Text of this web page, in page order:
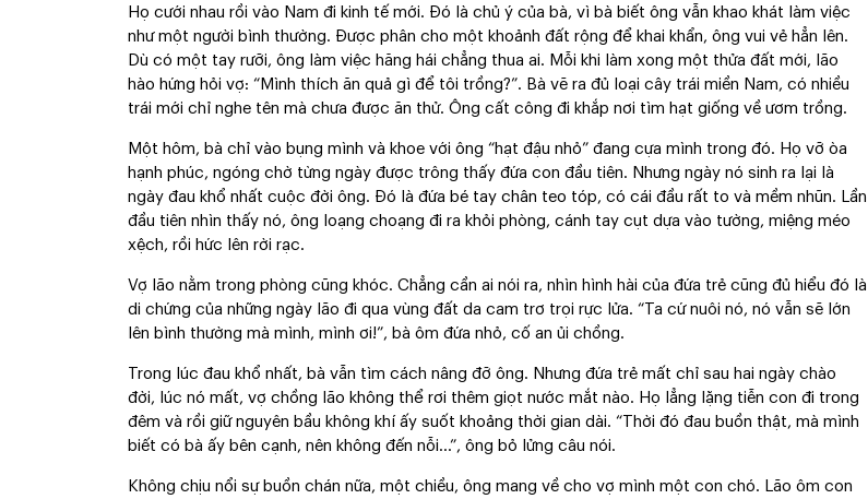
Họ cưới nhau rồi vào Nam đi kinh tế mới. Đó là chủ ý của bà, vì bà biết ông vẫn khao khát làm việc
như một người bình thường. Được phân cho một khoảnh đất rộng để khai khẩn, ông vui vẻ hẳn lên.
Dù có một tay rưỡi, ông làm việc hăng hái chẳng thua ai. Mỗi khi làm xong một thửa đất mới, lão
hào hứng hỏi vợ: “Mình thích ăn quả gì để tôi trồng?”. Bà vẽ ra đủ loại cây trái miền Nam, có nhiều
trái mới chỉ nghe tên mà chưa được ăn thử. Ông cất công đi khắp nơi tìm hạt giống về ươm trồng.
Một hôm, bà chỉ vào bụng mình và khoe với ông “hạt đậu nhỏ” đang cựa mình trong đó. Họ vỡ òa
hạnh phúc, ngóng chờ từng ngày được trông thấy đứa con đầu tiên. Nhưng ngày nó sinh ra lại là
ngày đau khổ nhất cuộc đời ông. Đó là đứa bé tay chân teo tóp, có cái đầu rất to và mềm nhũn. Lần
đầu tiên nhìn thấy nó, ông loạng choạng đi ra khỏi phòng, cánh tay cụt dựa vào tường, miệng méo
xệch, rồi hức lên rời rạc.
Vợ lão nằm trong phòng cũng khóc. Chẳng cần ai nói ra, nhìn hình hài của đứa trẻ cũng đủ hiểu đó là
di chứng của những ngày lão đi qua vùng đất da cam trơ trọi rực lửa. “Ta cứ nuôi nó, nó vẫn sẽ lớn
lên bình thường mà mình, mình ơi!”, bà ôm đứa nhỏ, cố an ủi chồng.
Trong lúc đau khổ nhất, bà vẫn tìm cách nâng đỡ ông. Nhưng đứa trẻ mất chỉ sau hai ngày chào
đời, lúc nó mất, vợ chồng lão không thể rơi thêm giọt nước mắt nào. Họ lẳng lặng tiễn con đi trong
đêm và rồi giữ nguyên bầu không khí ấy suốt khoảng thời gian dài. “Thời đó đau buồn thật, mà mình
biết có bà ấy bên cạnh, nên không đến nỗi…”, ông bỏ lửng câu nói.
Không chịu nổi sự buồn chán nữa, một chiều, ông mang về cho vợ mình một con chó. Lão ôm con